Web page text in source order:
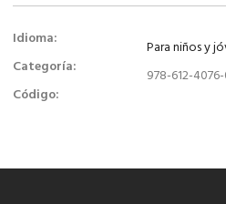
Idioma:
Categoría:
Código:
Para niños y
978-612-